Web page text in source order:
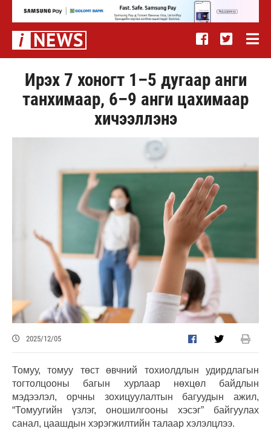
Ирэх 7 хоногт 1–5 дугаар анги
танхимаар, 6–9 анги цахимаар
хичээллэнэ
2025/12/05
Томуу, томуу төст өвчний тохиолдлын удирдлагын
тогтолцооны багын хурлаар нөхцөл байдлын
мэдээлэл, орчны зохицуулалтын багуудын ажил,
“Томуугийн үзлэг, оношилгооны хэсэг” байгуулах
санал, цаашдын хэрэгжилтийн талаар хэлэлцлээ.